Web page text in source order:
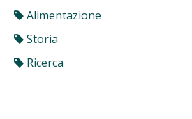
Alimentazione
Storia
Ricerca